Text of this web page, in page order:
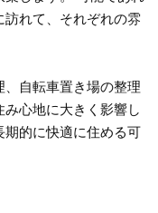
訪れて、それぞれの雰
自転車置き場の整理
心地に大きく影響し
期的に快適に住める可